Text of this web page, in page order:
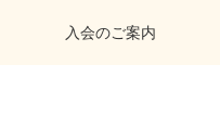
入会のご案内